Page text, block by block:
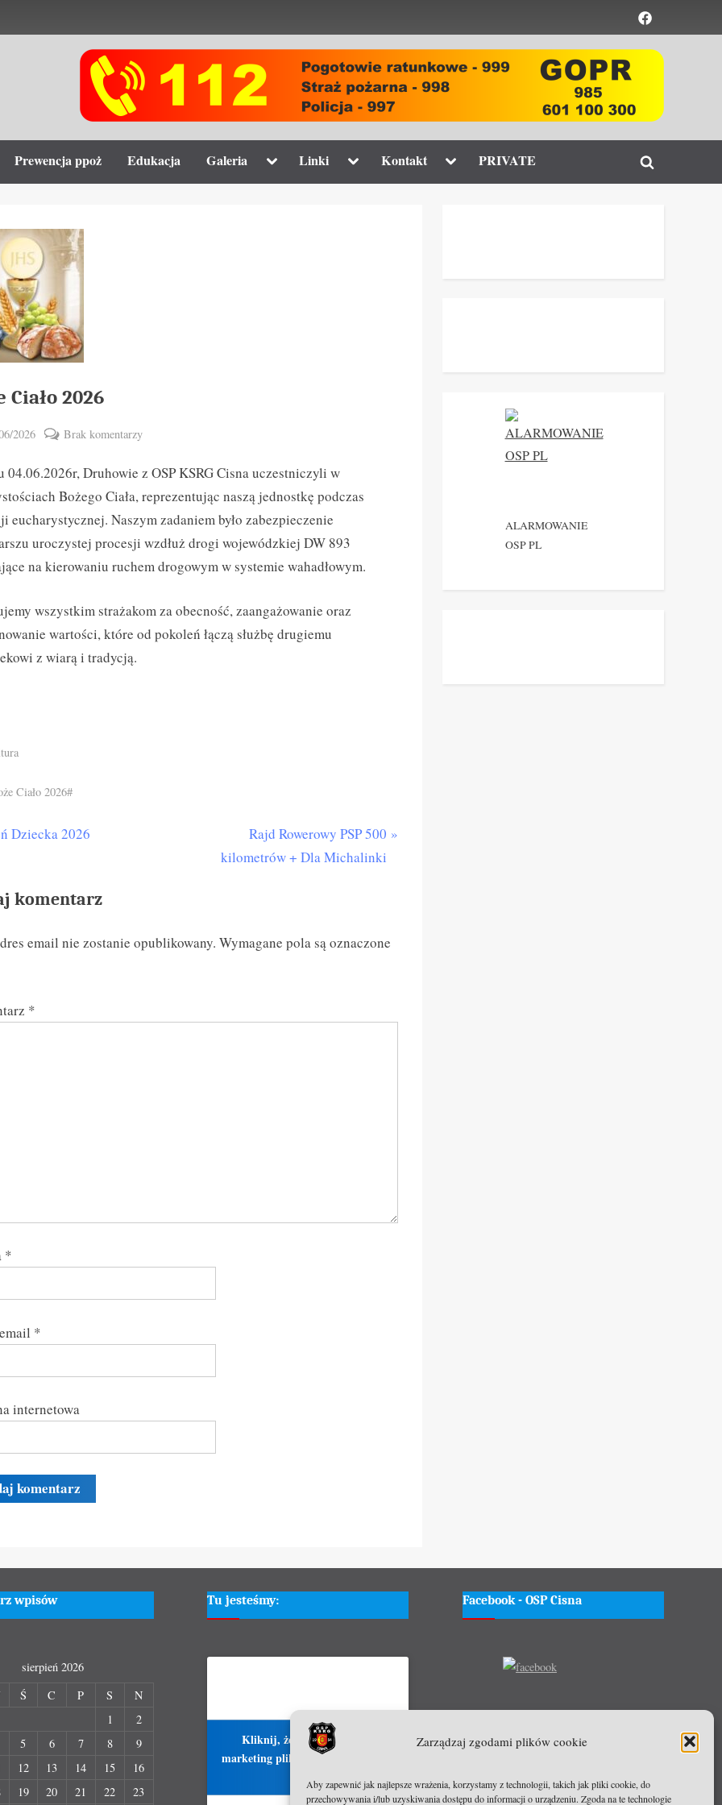
Zarządzaj zgodami plików cookie
Aby zapewnić jak najlepsze wrażenia, korzystamy z technologii, takich jak pliki cookie, do
przechowywania i/lub uzyskiwania dostępu do informacji o urządzeniu. Zgoda na te technologie
Element
menu
Toggle
sub-
menu
Prewencja ppoż Edukacja Galeria Toggle
menu
Linki Toggle
menu
Kontakt Toggle
menu
PRIVATE
Toggle
Ciało 2026
2026
Brak komentarzydo
Ciało
2026
04.06.2026r, Druhowie z OSP KSRG Cisna uczestniczyli w
Bożego Ciała, reprezentując naszą jednostkę podczas
eucharystycznej. Naszym zadaniem było zabezpieczenie
uroczystej procesji wzdłuż drogi wojewódzkiej DW 893
na kierowaniu ruchem drogowym w systemie wahadłowym.
wszystkim strażakom za obecność, zaangażowanie oraz
wartości, które od pokoleń łączą służbę drugiemu
z wiarą i tradycją.
Ciało 2026#
Dziecka 2026
N
e
o
:
Rajd Rowerowy PSP 500
kilometrów + Dla Michalinki
komentarz
email nie zostanie opublikowany. Wymagane pola są oznaczone
*
*
*
internetowa
ALARMOWANIE
OSP PL
wpisów
sierpień 2026
Ś C P S
N
1
2
5 6 7 8
9
12 13 14 15
16
19 20 21 22 23
Tu jesteśmy:
Kliknij, żeby zaakceptować
marketing pliki cookies i włączyć tę
Facebook - OSP Cisna